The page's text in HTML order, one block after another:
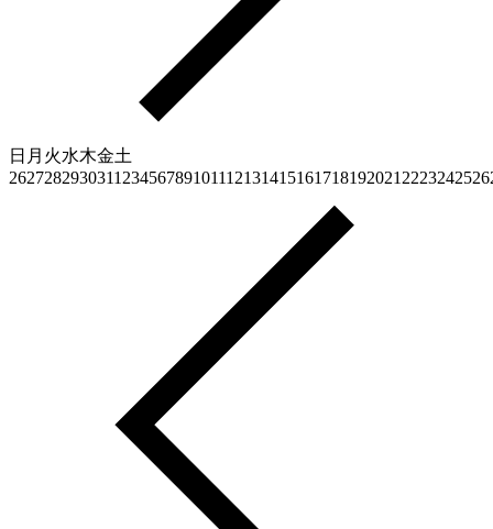
日 月 火水木金土
2627282930311 23456789101112131415161718192021 2223242526